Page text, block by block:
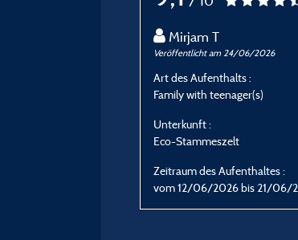
Mirjam T
Veröffentlicht am 24/06/2026
Art des Aufenthalts :
Family with teenager(s)
Unterkunft :
Eco-Stammeszelt
Zeitraum des Aufenthaltes :
vom 12/06/2026 bis 21/06/